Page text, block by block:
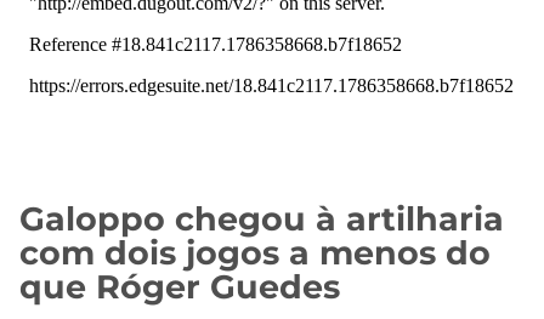
Galoppo chegou à artilharia
com dois jogos a menos do
que Róger Guedes